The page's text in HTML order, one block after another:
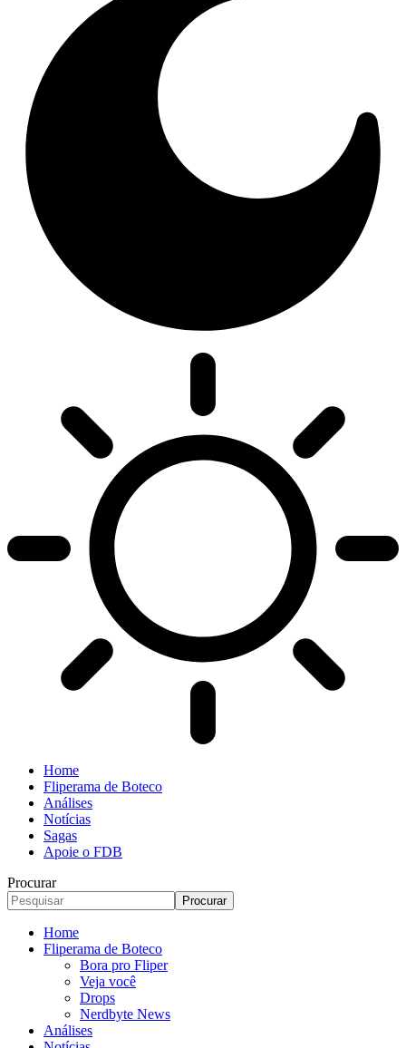
Home
Fliperama de Boteco
Análises
Notícias
Sagas
Apoie o FDB
Procurar
Home
Fliperama de Boteco
Bora pro Fliper
Veja você
Drops
Nerdbyte News
Análises